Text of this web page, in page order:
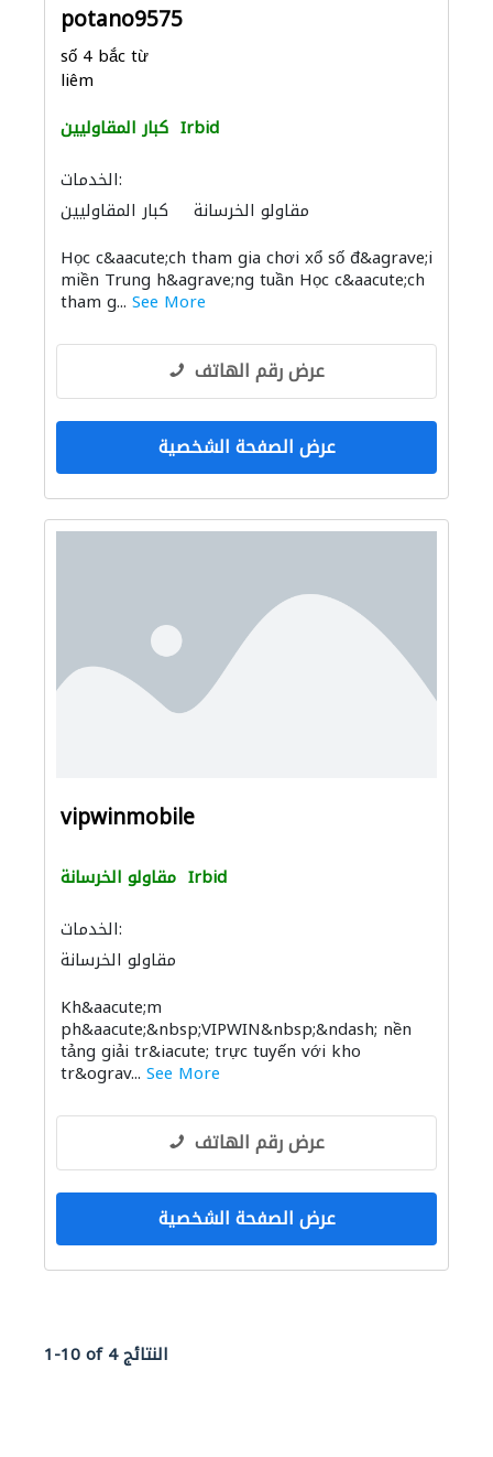
potano9575
số 4 bắc từ
liêm
كبار المقاوليين Irbid
الخدمات:
كبار المقاوليين
مقاولو الخرسانة
Học c&aacute;ch tham gia chơi xổ số đ&agrave;i
miền Trung h&agrave;ng tuần Học c&aacute;ch
tham g... See More
عرض رقم الهاتف
عرض الصفحة الشخصية
vipwinmobile
مقاولو الخرسانة Irbid
الخدمات:
مقاولو الخرسانة
Kh&aacute;m
ph&aacute;&nbsp;VIPWIN&nbsp;&ndash; nền
tảng giải tr&iacute; trực tuyến với kho
tr&ograv... See More
عرض رقم الهاتف
عرض الصفحة الشخصية
1-10 of 4 النتائج